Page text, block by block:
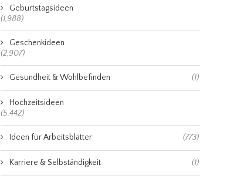
Geburtstagsideen
(1,988)
Geschenkideen
(2,907)
Gesundheit & Wohlbefinden (1)
Hochzeitsideen
(5,442)
Ideen für Arbeitsblätter (773)
Karriere & Selbständigkeit (1)